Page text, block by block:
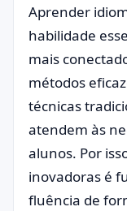
Aprender
habilidade
mais
métodos
técnicas
atendem às
alunos. Por
inovadoras é
fluência de